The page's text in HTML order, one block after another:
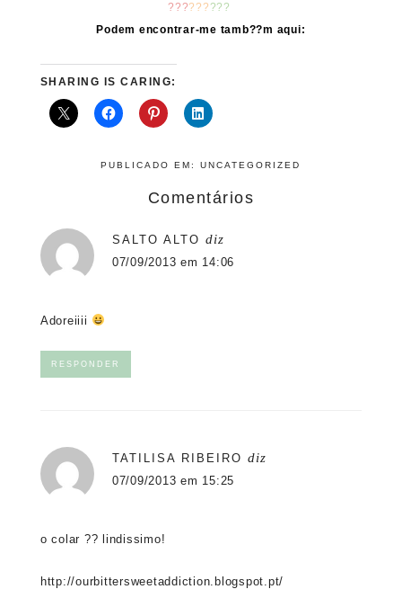
?????? ???
Podem encontrar-me tamb??m aqui:
SHARING IS CARING:
PUBLICADO EM:UNCATEGORIZED
Comentários
SALTO ALTO diz
07/09/2013 em 14:06
Adoreiiii
RESPONDER
TATILISA RIBEIRO diz
07/09/2013 em 15:25
o colar ?? lindissimo!
http://ourbittersweetaddiction.blogspot.pt/